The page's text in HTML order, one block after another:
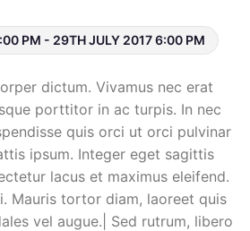
PM - 29TH JULY 2017 6:00 PM
dictum. Vivamus nec erat
porttitor in ac turpis. In nec
quis orci ut orci pulvinar
ipsum. Integer eget sagittis
lacus et maximus eleifend.
Mauris tortor diam, laoreet quis
vel augue.| Sed rutrum, libero